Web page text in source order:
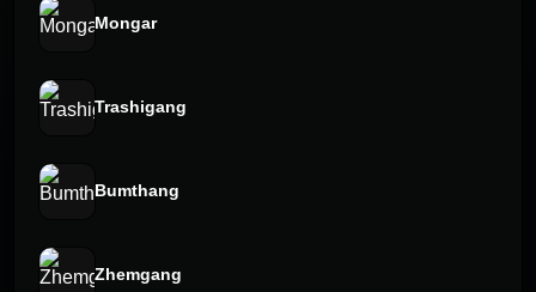
Mongar
Trashigang
Bumthang
Zhemgang